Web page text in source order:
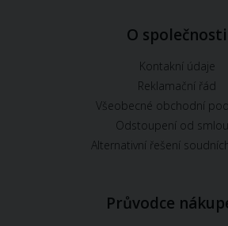
O společnosti
Kontakní údaje
Reklamační řád
Všeobecné obchodní
Odstoupení od
Alternativní řešení
Průvodce